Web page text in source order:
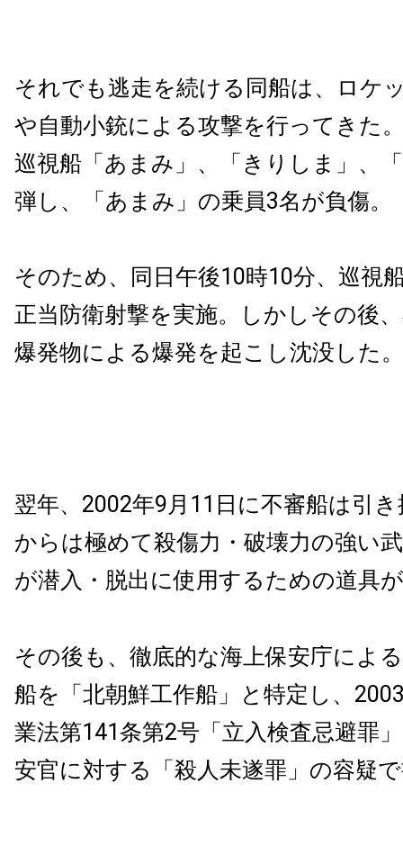
それでも逃走を続ける同船は、ロケ
や自動小銃による攻撃を行ってきた
巡視船「あまみ」、「きりしま」、
弾し、「あまみ」の乗員3名が負傷。
そのため、同日午後10時10分、巡視
正当防衛射撃を実施。しかしその後
爆発物による爆発を起こし沈没した。
翌年、2002年9月11日に不審船は引
からは極めて殺傷力・破壊力の強い
が潜入・脱出に使用するための道具
その後も、徹底的な海上保安庁によ
船を「北朝鮮工作船」と特定し、
業法第141条第2号「立入検査忌避罪
安官に対する「殺人未遂罪」の容疑